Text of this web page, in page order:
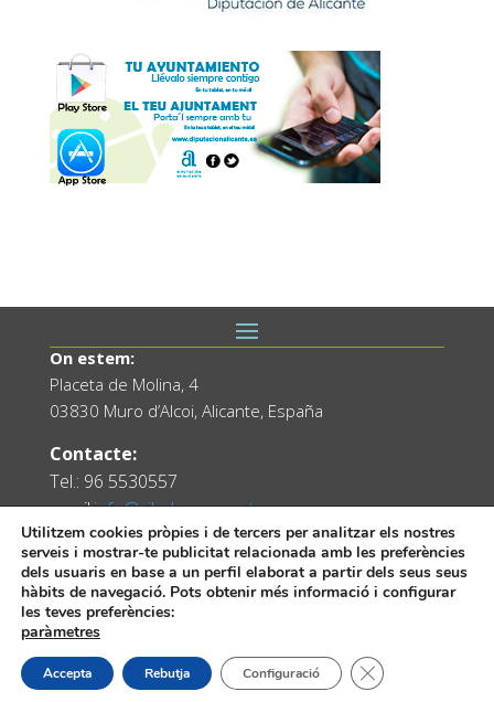
On estem:
Placeta de Molina, 4
03830 Muro d’Alcoi, Alicante, España
Contacte:
Tel.: 96 5530557
email:info@vilademuro.net
Web desenvolupada pel Servei d'Informàtica
Utilitzem cookies pròpies i de tercers per analitzar els nostres
serveis i mostrar-te publicitat relacionada amb les preferències
dels usuaris en base a un perfil elaborat a partir dels seus seus
hàbits de navegació. Pots obtenir més informació i configurar
les teves preferències:
paràmetres
Accepta Rebutja Configuració Tanca el bàner de